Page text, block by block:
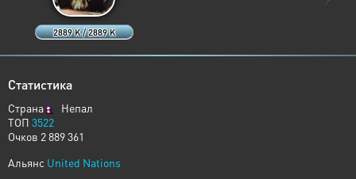
2889 K / 2889 K
Статистика
Страна
Непал
ТОП 3522
Очков 2 889 361
Альянс United Nations